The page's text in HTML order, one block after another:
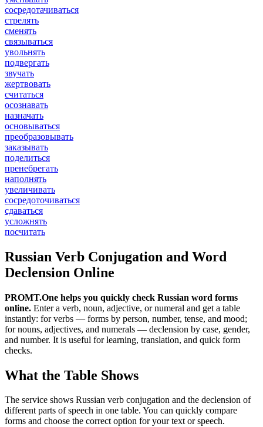
сосредотачиваться
стрелять
сменять
связываться
увольнять
подвергать
звучать
жертвовать
считаться
осознавать
назначать
основываться
преобразовывать
заказывать
поделиться
пренебрегать
наполнять
увеличивать
сосредоточиваться
сдаваться
усложнять
посчитать
Russian Verb Conjugation and Word
Declension Online
PROMT.One helps you quickly check Russian word forms
online. Enter a verb, noun, adjective, or numeral and get a table
instantly: for verbs — forms by person, number, tense, and mood;
for nouns, adjectives, and numerals — declension by case, gender,
and number. It is useful for learning, translation, and quick form
checks.
What the Table Shows
The service shows Russian verb conjugation and the declension of
different parts of speech in one table. You can quickly compare
forms and choose the correct option for your text or speech.